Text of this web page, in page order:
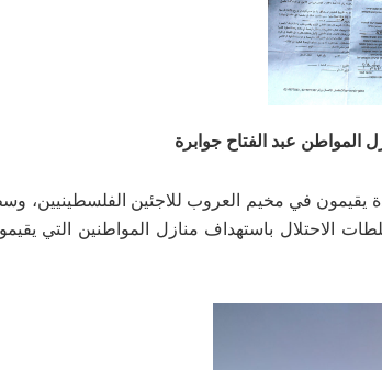
يقيمون في مخيم العروب للاجئين الفلسطينيين،
الاحتلال باستهداف منازل المواطنين التي